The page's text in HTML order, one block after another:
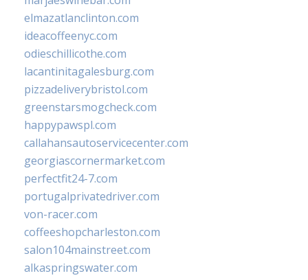
elmazatlanclinton.com
ideacoffeenyc.com
odieschillicothe.com
lacantinitagalesburg.com
pizzadeliverybristol.com
greenstarsmogcheck.com
happypawspl.com
callahansautoservicecenter.com
georgiascornermarket.com
perfectfit24-7.com
portugalprivatedriver.com
von-racer.com
coffeeshopcharleston.com
salon104mainstreet.com
alkaspringswater.com